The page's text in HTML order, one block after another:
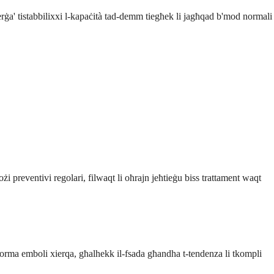
tistabbilixxi l-kapaċità tad-demm tiegħek li jagħqad b'mod normali
preventivi regolari, filwaqt li oħrajn jeħtieġu biss trattament waqt
emboli xierqa, għalhekk il-fsada għandha t-tendenza li tkompli